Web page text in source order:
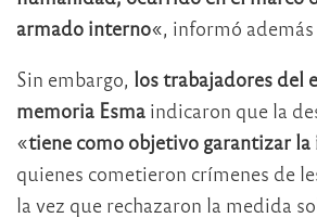
armado interno«, informó además
Sin embargo, los trabajadores del
memoria Esma indicaron que la
«tiene como objetivo garantizar
quienes cometieron crímenes de
la vez que rechazaron la medida